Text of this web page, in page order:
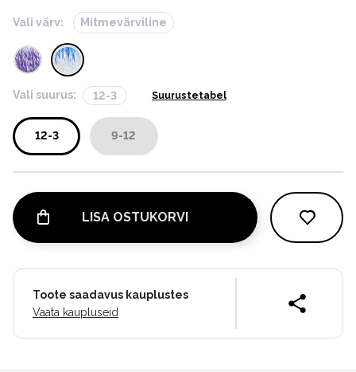
Vali värv: Mitmevärviline
Vali suurus: 12-3 Suurustetabel
12-3 9-12
LISA OSTUKORVI
Toote saadavus kauplustes
Vaata kaupluseid